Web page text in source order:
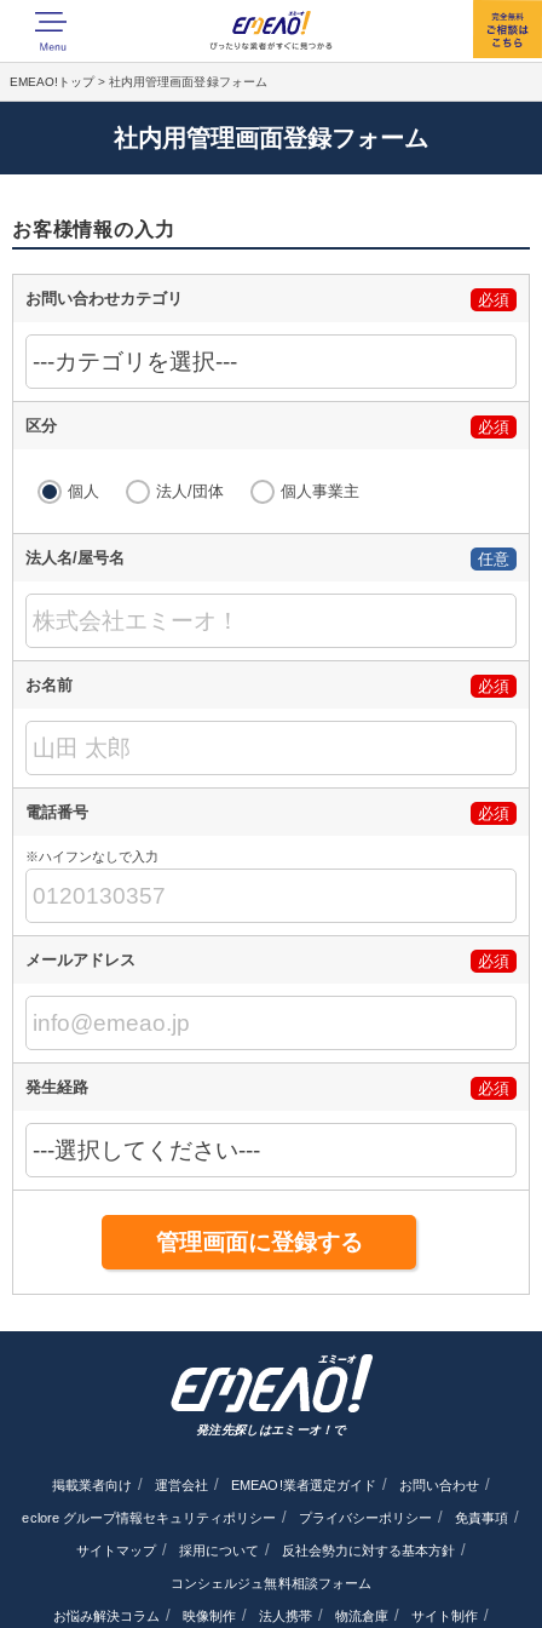
EMEAO!トップ>社内用管理画面登録フォーム
社内用管理画面登録フォーム
お客様情報の入力
お問い合わせカテゴリ 必須
区分 必須
個人 法人/団体 個人事業主
法人名/屋号名 任意
お名前 必須
電話番号 必須
※ハイフンなしで入力
メールアドレス 必須
発生経路 必須
発注先探しはエミーオ！で
掲載業者向け 運営会社 EMEAO!業者選定ガイド お問い合わせ
eclore グループ情報セキュリティポリシー プライバシーポリシー 免責事項
サイトマップ 採用について 反社会勢力に対する基本方針
コンシェルジュ無料相談フォーム
お悩み解決コラム 映像制作 法人携帯 物流倉庫 サイト制作